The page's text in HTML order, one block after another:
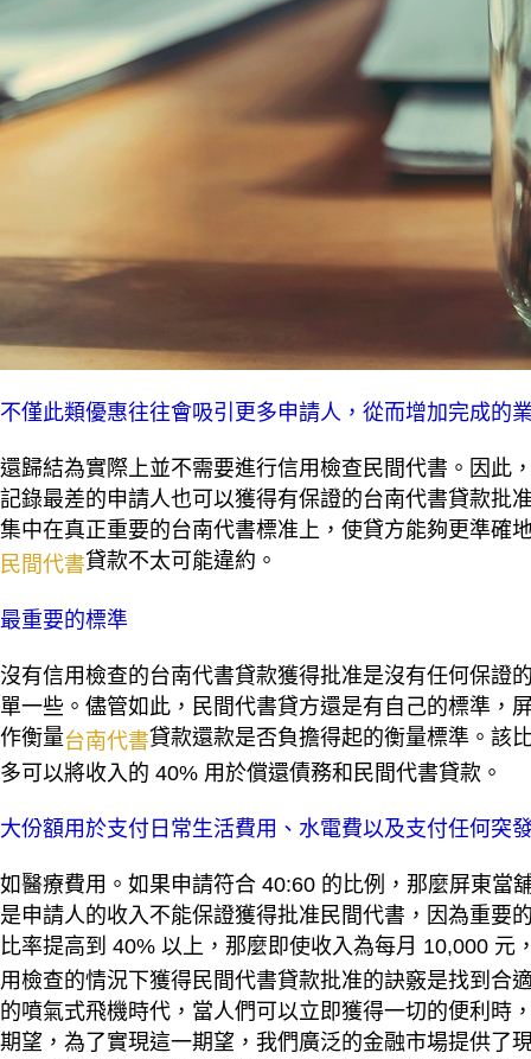
不僅此類優惠往往會吸引更多申請人，從而增加完成的
還歸結為實際上並不需要進行信用檢查民間代書。因此
記錄最差的申請人也可以獲得有保證的台南代書貸款批
集中在真正重要的台南代書標准上，使貸方能夠更準確
民間代書貸款不太可能違約。
最重要的標準
沒有信用檢查的台南代書貸款獲得批准是沒有任何保證
單一些。儘管如此，民間代書貸方還是有自己的標準，
作衡量台南代書貸款還款是否負擔得起的衡量標準。該
多可以將收入的 40% 用於償還債務和民間代書貸款。
大份額用於支付日常生活費用、水電費以及支付任何突
如醫療費用。如果申請符合 40:60 的比例，那麼屏東當
是申請人的收入不能保證獲得批准民間代書，因為重要
比率提高到 40% 以上，那麼即使收入為每月 10,000 元
用檢查的情況下獲得民間代書貸款批准的訣竅是找到合
的噴氣式飛機時代，當人們可以立即獲得一切的便利時
期望，為了實現這一期望，我們廣泛的金融市場提供了